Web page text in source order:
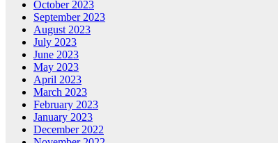
October 2023
September 2023
August 2023
July 2023
June 2023
May 2023
April 2023
March 2023
February 2023
January 2023
December 2022